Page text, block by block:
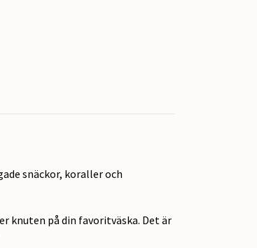
snäckor, koraller och
knuten på din favoritväska. Det är